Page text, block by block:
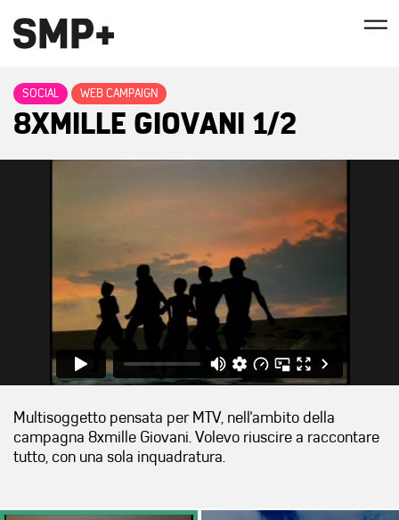
SOCIAL WEB CAMPAIGN
8XMILLE GIOVANI 1/2
Multisoggetto pensata per MTV, nell'ambito della
campagna 8xmille Giovani. Volevo riuscire a raccontare
tutto, con una sola inquadratura.